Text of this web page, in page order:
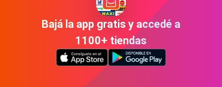
Bajá la app gratis y accedé a
1100+ tiendas